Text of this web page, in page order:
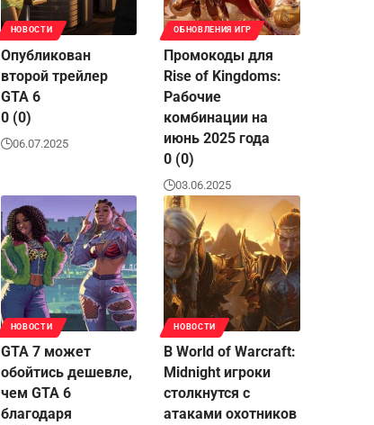
НОВОСТИ
Опубликован
второй трейлер
GTA 6
0 (0)
06.07.2025
ОБНОВЛЕНИЯ ИГР
Промокоды для
Rise of Kingdoms:
Рабочие
комбинации на
июнь 2025 года
0 (0)
03.06.2025
НОВОСТИ
GTA 7 может
обойтись дешевле,
чем GTA 6
благодаря
НОВОСТИ
В World of Warcraft:
Midnight игроки
столкнутся с
атаками охотников